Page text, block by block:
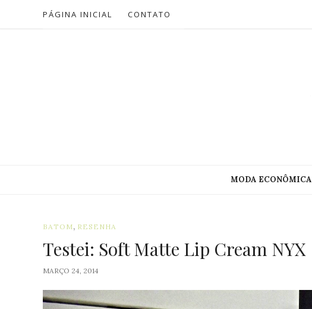
PÁGINA INICIAL CONTATO
MODA ECONÔMICA
BATOM, RESENHA
Testei: Soft Matte Lip Cream NYX
MARÇO 24, 2014